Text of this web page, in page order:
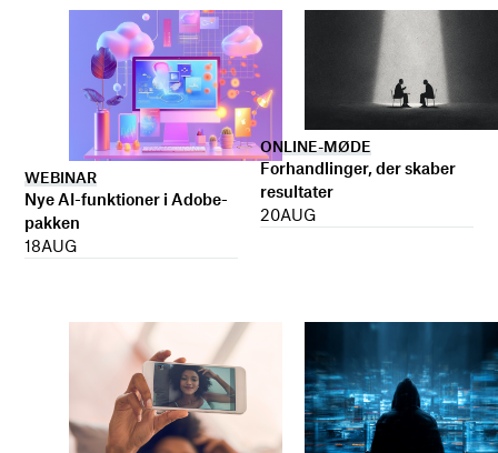
WEBINAR
Nye AI-funktioner i Adobe-
pakken
18AUG
ONLINE-MØDE
Forhandlinger, der skaber
resultater
20AUG